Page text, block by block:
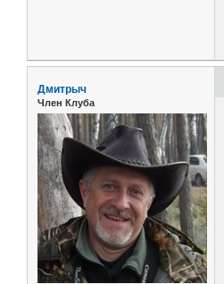
Дмитрыч
Член Клуба